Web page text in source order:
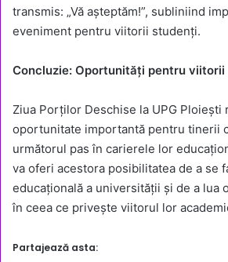
transmis: „Vă așteptăm!”, subliniind
eveniment pentru viitorii studenți.
Concluzie: Oportunități pentru viitorii
Ziua Porților Deschise la UPG Ploiești
oportunitate importantă pentru tinerii
următorul pas în carierele lor
va oferi acestora posibilitatea de a se
educațională a universității și de a lua
în ceea ce privește viitorul lor
Partajează asta: